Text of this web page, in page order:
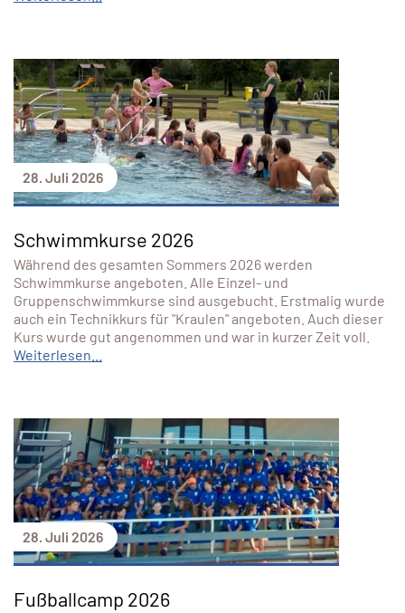
28. Juli 2026
Schwimmkurse 2026
Während des gesamten Sommers 2026 werden
Schwimmkurse angeboten. Alle Einzel- und
Gruppenschwimmkurse sind ausgebucht. Erstmalig wurde
auch ein Technikkurs für "Kraulen" angeboten. Auch dieser
Kurs wurde gut angenommen und war in kurzer Zeit voll.
Weiterlesen...
28. Juli 2026
Fußballcamp 2026